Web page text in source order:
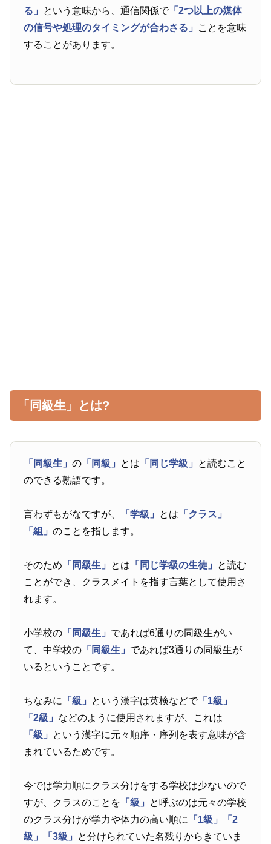
る」 という意味から、通信関係で「2つ以上の媒体
の信号や処理のタイミングが合わさる」 ことを意味
することがあります。
「同級生」とは?
「同級生」の 「同級」 とは 「同じ学級」 と読むこと
のできる熟語です。
言わずもがなですが、 「学級」 とは 「クラス」
「組」のことを指します。
そのため 「同級生」 とは 「同じ学級の生徒」 と読む
ことができ、クラスメイトを指す言葉として使用さ
れます。
小学校の 「同級生」 であれば6通りの同級生がい
て、中学校の 「同級生」 であれば3通りの同級生が
いるということです。
ちなみに 「級」 という漢字は英検などで「1級」
「2級」 などのように使用されますが、これは
「級」 という漢字に元々順序・序列を表す意味が含
まれているためです。
今では学力順にクラス分けをする学校は少ないので
すが、クラスのことを 「級」 と呼ぶのは元々の学校
のクラス分けが学力や体力の高い順に
「1級」
「2
級」
「3級」 と分けられていた名残りからきていま